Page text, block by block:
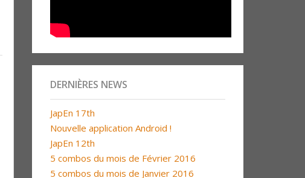
DERNIÈRES NEWS
JapEn 17th
Nouvelle application Android !
JapEn 12th
5 combos du mois de Février 2016
5 combos du mois de Janvier 2016